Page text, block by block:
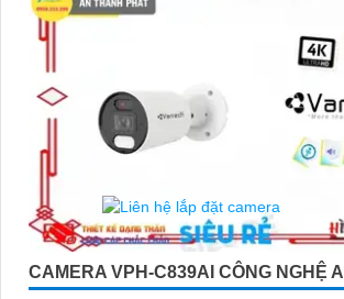
CAMERA VPH-C839AI CÔNG NGHỆ AI